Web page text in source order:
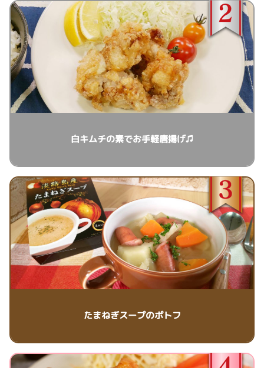
白キムチの素でお手軽唐揚げ♫
たまねぎスープのポトフ